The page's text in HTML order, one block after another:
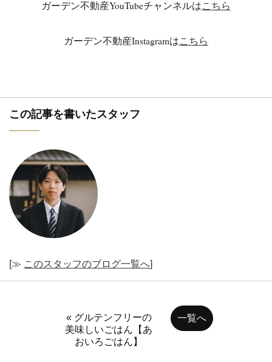
ガーデン不動産YouTubeチャンネルはこちら
ガーデン不動産Instagramはこちら
この記事を書いたスタッフ
[≫ このスタッフのブログ一覧へ]
« グルテンフリーの
美味しいごはん【あ
おいろごはん】
一覧へ